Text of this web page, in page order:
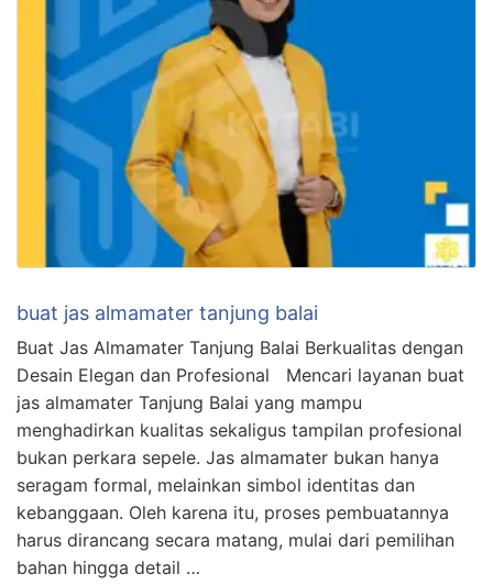
buat jas almamater tanjung balai
Buat Jas Almamater Tanjung Balai Berkualitas dengan
Desain Elegan dan Profesional Mencari layanan buat
jas almamater Tanjung Balai yang mampu
menghadirkan kualitas sekaligus tampilan profesional
bukan perkara sepele. Jas almamater bukan hanya
seragam formal, melainkan simbol identitas dan
kebanggaan. Oleh karena itu, proses pembuatannya
harus dirancang secara matang, mulai dari pemilihan
bahan hingga detail …